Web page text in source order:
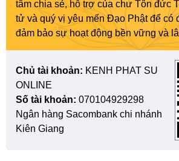
tâm chia sẻ, hỗ trợ của chư Tôn đức
tử và quý vị yêu mến Đạo Phật để có
đảm bảo sự hoạt động bền vững và
Chủ tài khoản: KENH PHAT SU
ONLINE
Số tài khoản: 070104929298
Ngân hàng Sacombank chi nhánh
Kiên Giang